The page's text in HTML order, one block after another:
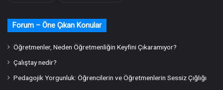
Forum – Öne Çıkan Konular
Öğretmenler, Neden Öğretmenliğin Keyfini Çıkaramıyor?
Çalıştay nedir?
Pedagojik Yorgunluk: Öğrencilerin ve Öğretmenlerin Sessiz Çığlığı